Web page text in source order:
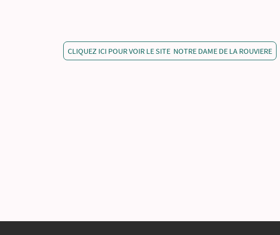
CLIQUEZ ICI POUR VOIR LE SITE NOTRE DAME DE LA ROUVIERE